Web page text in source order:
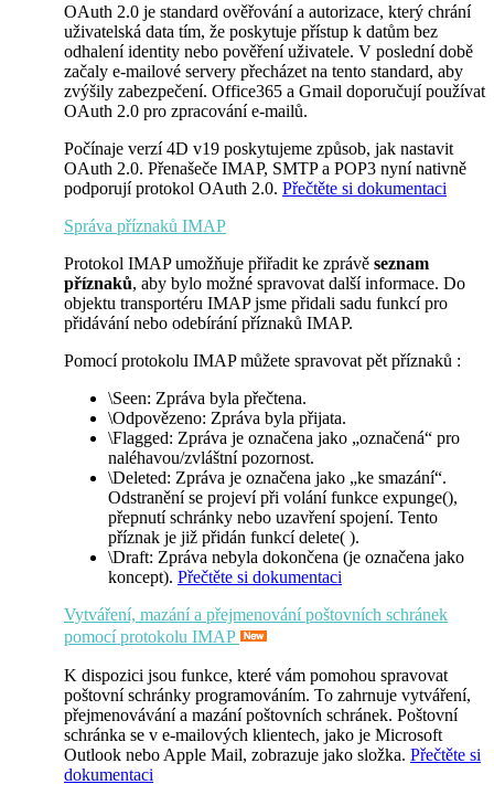
OAuth 2.0 je standard ověřování a autorizace, který chrání
uživatelská data tím, že poskytuje přístup k datům bez
odhalení identity nebo pověření uživatele. V poslední době
začaly e-mailové servery přecházet na tento standard, aby
zvýšily zabezpečení. Office365 a Gmail doporučují používat
OAuth 2.0 pro zpracování e-mailů.
Počínaje verzí 4D v19 poskytujeme způsob, jak nastavit
OAuth 2.0. Přenašeče IMAP, SMTP a POP3 nyní nativně
podporují protokol OAuth 2.0. Přečtěte si dokumentaci
Správa příznaků IMAP
Protokol IMAP umožňuje přiřadit ke zprávě seznam
příznaků, aby bylo možné spravovat další informace. Do
objektu transportéru IMAP jsme přidali sadu funkcí pro
přidávání nebo odebírání příznaků IMAP.
Pomocí protokolu IMAP můžete spravovat pět příznaků :
\Seen: Zpráva byla přečtena.
\Odpovězeno: Zpráva byla přijata.
\Flagged: Zpráva je označena jako „označená“ pro
naléhavou/zvláštní pozornost.
\Deleted: Zpráva je označena jako „ke smazání“.
Odstranění se projeví při volání funkce expunge(),
přepnutí schránky nebo uzavření spojení. Tento
příznak je již přidán funkcídelete( ).
\Draft: Zpráva nebyla dokončena (je označena jako
koncept). Přečtěte si dokumentaci
Vytváření, mazání a přejmenování poštovních schránek
pomocí protokolu IMAP
K dispozici jsou funkce, které vám pomohou spravovat
poštovní schránky programováním. To zahrnuje vytváření,
přejmenovávání a mazání poštovních schránek. Poštovní
schránka se v e-mailových klientech, jako je Microsoft
Outlook nebo Apple Mail, zobrazuje jako složka. Přečtěte si
dokumentaci